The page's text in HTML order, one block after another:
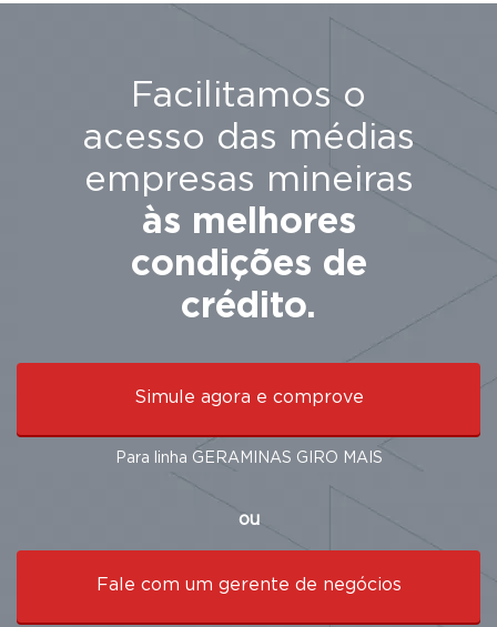
Facilitamos o
acesso das médias
empresas mineiras
às melhores
condições de
crédito.
Simule agora e comprove
Para linha GERAMINAS GIRO MAIS
ou
Fale com um gerente de negócios